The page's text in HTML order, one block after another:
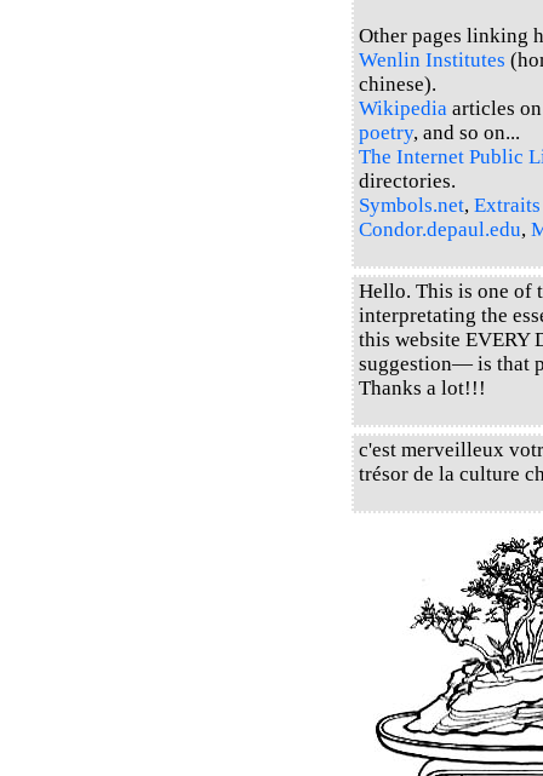
Other pages linking
Wenlin Institutes
chinese).
Wikipedia articles
poetry, and so on...
The Internet Public
directories.
Symbols.net, Extraits
Condor.depaul.edu,
Hello. This is one of
interpretating the
this website EVERY
suggestion— is that
Thanks a lot!!!
c'est merveilleux
trésor de la culture